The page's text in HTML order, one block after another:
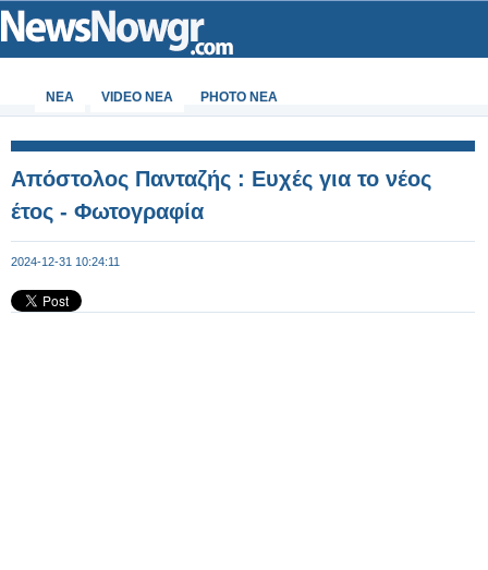
ΝΕΑ VIDEO NEA PHOTO NEA
Απόστολος Πανταζής : Ευχές για το νέος
έτος - Φωτογραφία
2024-12-31 10:24:11